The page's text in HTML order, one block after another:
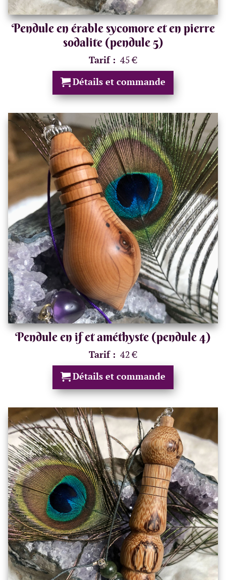
Pendule en érable sycomore et en pierre
sodalite (pendule 5)
Tarif : 45 €
Détails et commande
Pendule en if et améthyste (pendule 4)
Tarif : 42 €
Détails et commande